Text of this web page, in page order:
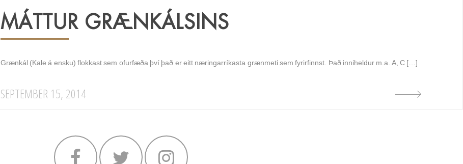
MÁTTUR GRÆNKÁLSINS
Grænkál (Kale á ensku) flokkast sem ofurfæða því það er eitt næringarríkasta grænmeti sem fyrirfinnst. Það inniheldur m.a. A, C […]
SEPTEMBER 15, 2014